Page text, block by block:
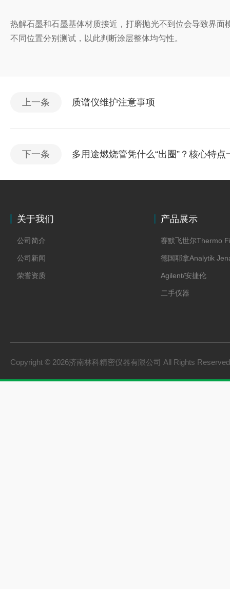
热解石墨和石墨基体材质接近，打磨抛光不到位会导致界
不同位置分别测试，以此判断涂层整体均匀性。
上一条 质谱仪维护注意事项
下一条 多用途燃烧管凭什么“出圈”？核心特点
关于我们
公司简介
公司新闻
荣誉资质
产品展示
赛默飞世尔Thermo
德国耶拿Analytik
Agilent/安捷伦
二手仪器
Copyright © 2026济南林科精密仪器有限公司 All Rights